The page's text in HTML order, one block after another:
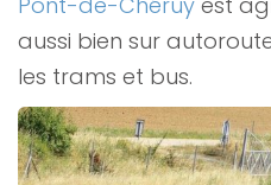
aussi bien sur
les trams et bus.